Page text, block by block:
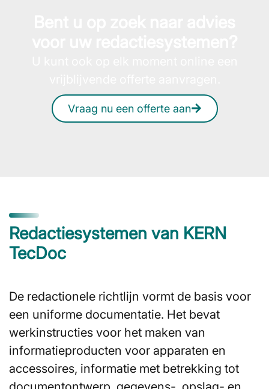
Vraag nu een offerte aan
Redactiesystemen van KERN
TecDoc
De redactionele richtlijn vormt de basis voor
een uniforme documentatie. Het bevat
werkinstructies voor het maken van
informatieproducten voor apparaten en
accessoires, informatie met betrekking tot